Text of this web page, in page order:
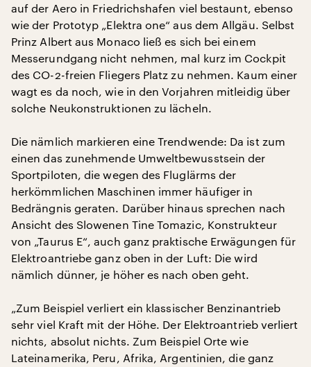
auf der Aero in Friedrichshafen viel bestaunt, ebenso
wie der Prototyp „Elektra one“ aus dem Allgäu. Selbst
Prinz Albert aus Monaco ließ es sich bei einem
Messerundgang nicht nehmen, mal kurz im Cockpit
des CO-2-freien Fliegers Platz zu nehmen. Kaum einer
wagt es da noch, wie in den Vorjahren mitleidig über
solche Neukonstruktionen zu lächeln.
Die nämlich markieren eine Trendwende: Da ist zum
einen das zunehmende Umweltbewusstsein der
Sportpiloten, die wegen des Fluglärms der
herkömmlichen Maschinen immer häufiger in
Bedrängnis geraten. Darüber hinaus sprechen nach
Ansicht des Slowenen Tine Tomazic, Konstrukteur
von „Taurus E“, auch ganz praktische Erwägungen für
Elektroantriebe ganz oben in der Luft: Die wird
nämlich dünner, je höher es nach oben geht.
„Zum Beispiel verliert ein klassischer Benzinantrieb
sehr viel Kraft mit der Höhe. Der Elektroantrieb verliert
nichts, absolut nichts. Zum Beispiel Orte wie
Lateinamerika, Peru, Afrika, Argentinien, die ganz